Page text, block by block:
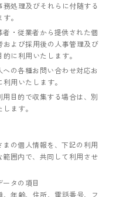
処理及びそれらに付随する
。
者・従業者から提供された個
および採用後の人事管理及び
に利用いたします。
への各種お問い合わせ対応お
用いたします。
用目的で収集する場合は、別
ます。
の個人情報を、下記の利用
囲内で、共同して利用させ
ータの項目
、年齢、住所、電話番号、フ